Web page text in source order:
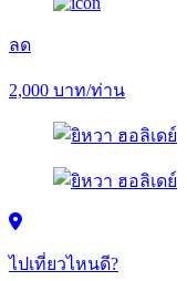
ลด
2,000 บาท/ท่าน
ไปเที่ยวไหนดี?